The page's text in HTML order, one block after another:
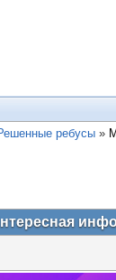
ребусы »